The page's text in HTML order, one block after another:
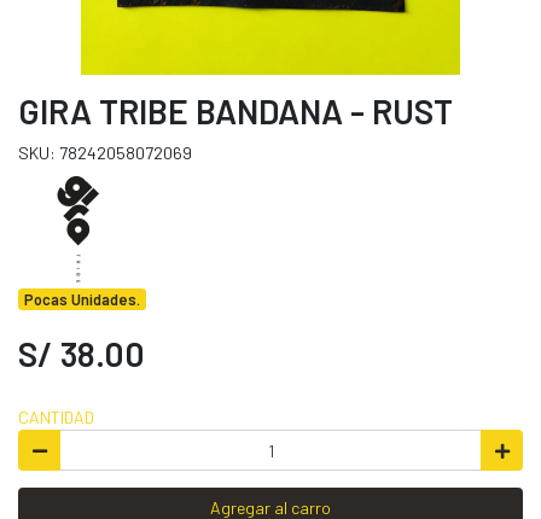
GIRA TRIBE BANDANA - RUST
SKU: 78242058072069
Pocas Unidades.
S/ 38.00
CANTIDAD
Agregar al carro